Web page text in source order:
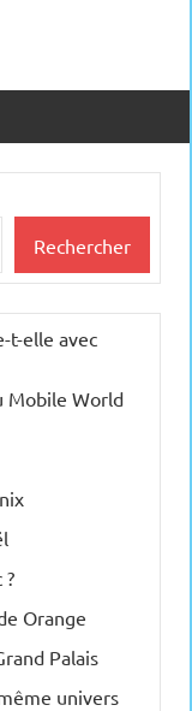
Rechercher
t-elle avec
Mobile World
?
Orange
Palais
univers